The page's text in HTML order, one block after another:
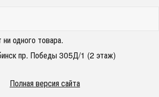
ни одного товара.
пр. Победы 305Д/1 (2 этаж)
Полная версия сайта